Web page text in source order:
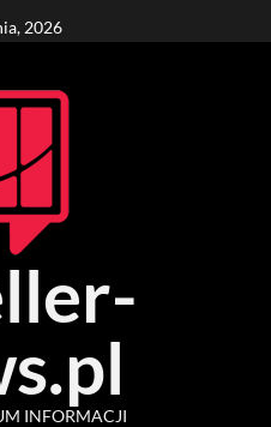
2026
INFORMACJI